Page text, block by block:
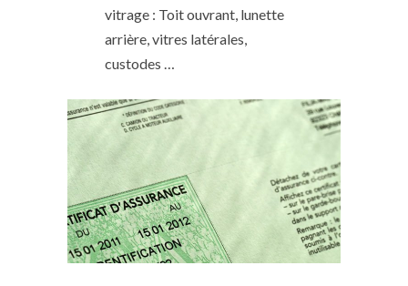
vitrage : Toit ouvrant, lunette
arrière, vitres latérales,
custodes …